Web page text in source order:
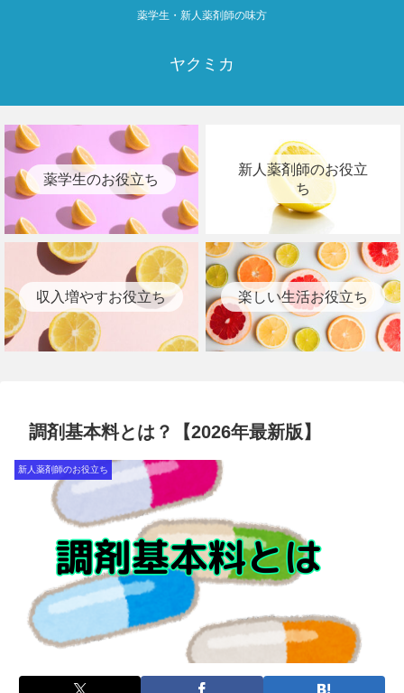
薬学生・新人薬剤師の味方
ヤクミカ
薬学生のお役立ち
新人薬剤師のお役立
ち
収入増やすお役立ち 楽しい生活お役立ち
調剤基本料とは？【2026年最新版】
新人薬剤師のお役立ち